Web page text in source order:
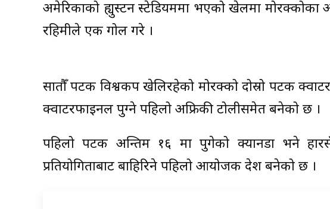
अमेरिकाको ह्युस्टन स्टेडियममा भएको खेलमा
रहिमीले एक गोल गरे ।
सातौँ पटक विश्वकप खेलिरहेको मोरक्को दोस्रो पटक
क्वार्टरफाइनल पुग्ने पहिलो अफ्रिकी टोलीसमेत बनेको छ ।
पहिलो पटक अन्तिम १६ मा पुगेको क्यानडा भने हारसँगै
प्रतियोगिताबाट बाहिरिने पहिलो आयोजक देश बनेको छ ।